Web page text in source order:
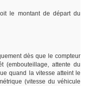
le montant de départ du
dès que le compteur
(embouteillage, attente du
quand la vitesse atteint le
(vitesse du véhicule